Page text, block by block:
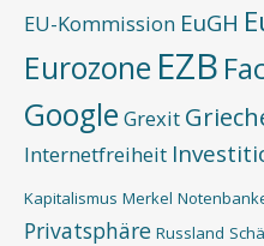
EU-Kommission EuGH
Eurozone EZB
Google Grexit
Internetfreiheit
Kapitalismus Merkel
Privatsphäre Russland